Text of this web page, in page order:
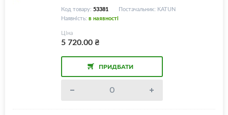
Код товару: 53381
Постачальник: KATUN
Наявність: в наявності
Ціна
5 720.00₴
ПРИДБАТИ